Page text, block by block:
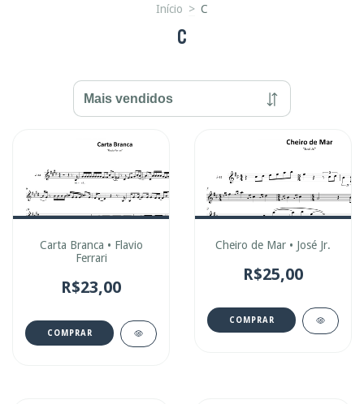
Início > C
C
Carta Branca • Flavio
Ferrari
R$23,00
COMPRAR
Cheiro de Mar • José Jr.
R$25,00
COMPRAR